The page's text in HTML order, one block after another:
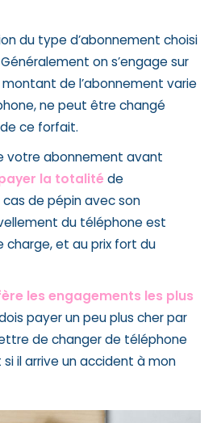
du type d’abonnement choisi
on s’engage sur
de l’abonnement varie
ne peut être changé
ce forfait.
votre abonnement avant
la totalité de
cas de pépin avec son
du téléphone est
et au prix fort du
les engagements les plus
payer un peu plus cher par
de changer de téléphone
il arrive un accident à mon